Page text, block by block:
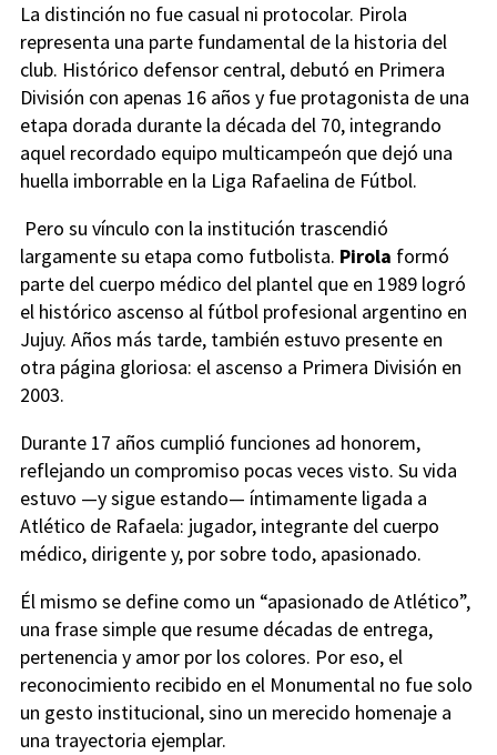
La distinción no fue casual ni protocolar. Pirola
representa una parte fundamental de la historia del
club. Histórico defensor central, debutó en Primera
División con apenas 16 años y fue protagonista de una
etapa dorada durante la década del 70, integrando
aquel recordado equipo multicampeón que dejó una
huella imborrable en la Liga Rafaelina de Fútbol.
Pero su vínculo con la institución trascendió
largamente su etapa como futbolista. Pirola formó
parte del cuerpo médico del plantel que en 1989 logró
el histórico ascenso al fútbol profesional argentino en
Jujuy. Años más tarde, también estuvo presente en
otra página gloriosa: el ascenso a Primera División en
2003.
Durante 17 años cumplió funciones ad honorem,
reflejando un compromiso pocas veces visto. Su vida
estuvo —y sigue estando— íntimamente ligada a
Atlético de Rafaela: jugador, integrante del cuerpo
médico, dirigente y, por sobre todo, apasionado.
Él mismo se define como un “apasionado de Atlético”,
una frase simple que resume décadas de entrega,
pertenencia y amor por los colores. Por eso, el
reconocimiento recibido en el Monumental no fue solo
un gesto institucional, sino un merecido homenaje a
una trayectoria ejemplar.